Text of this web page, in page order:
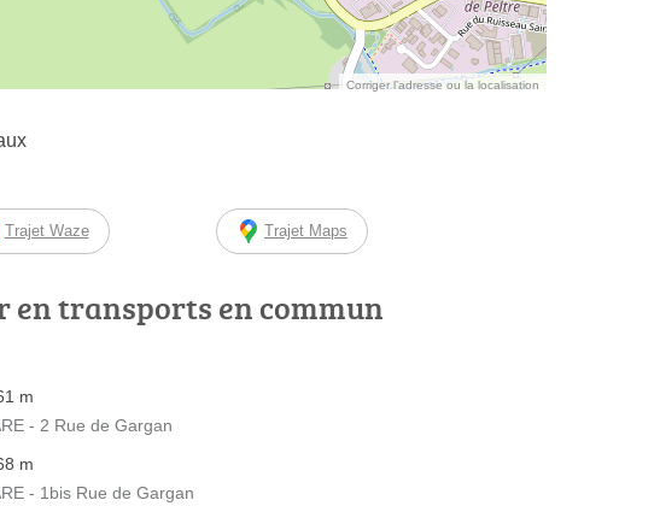
Corriger l’adresse ou la localisation
Trajet Waze Trajet Maps
en transports en commun
m
- 2 Rue de Gargan
m
- 1bis Rue de Gargan